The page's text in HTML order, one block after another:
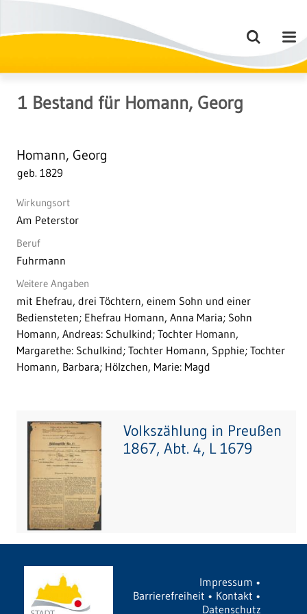
1 Bestand für Homann, Georg
Homann, Georg
geb. 1829
Wirkungsort
Am Peterstor
Beruf
Fuhrmann
Weitere Angaben
mit Ehefrau, drei Töchtern, einem Sohn und einer
Bediensteten; Ehefrau Homann, Anna Maria; Sohn
Homann, Andreas: Schulkind; Tochter Homann,
Margarethe: Schulkind; Tochter Homann, Spphie; Tochter
Homann, Barbara; Hölzchen, Marie: Magd
Volkszählung in Preußen
1867, Abt. 4, L 1679
Impressum •
Barrierefreiheit • Kontakt •
Datenschutz